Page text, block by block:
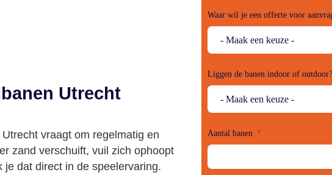
Utrecht
vraagt om regelmatig en
zand verschuift, vuil zich ophoopt
dat direct in de speelervaring.
Waar wil je een offerte voor
Liggen de banen indoor of outdoor?
Aantal banen